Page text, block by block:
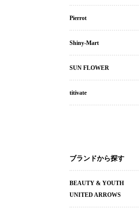
Pierrot
Shiny-Mart
SUN FLOWER
titivate
ブランドから探す
BEAUTY & YOUTH
UNITED ARROWS